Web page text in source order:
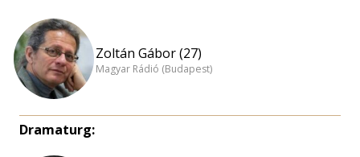
Zoltán Gábor (27)
Magyar Rádió (Budapest)
Dramaturg: